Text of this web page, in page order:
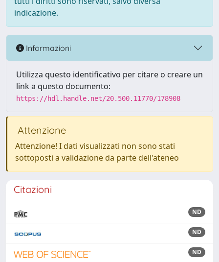
indicazione.
Informazioni
Utilizza questo identificativo per citare o creare un
link a questo documento:
https://hdl.handle.net/20.500.11770/178908
Attenzione
Attenzione! I dati visualizzati non sono stati
sottoposti a validazione da parte dell'ateneo
Citazioni
ND
ND
ND